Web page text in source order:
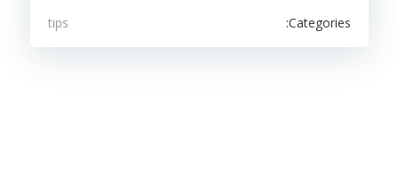
Categories:
tips